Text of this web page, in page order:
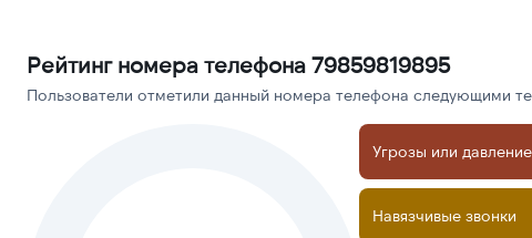
Рейтинг номера телефона 79859819895
Пользователи отметили данный номера телефона следующими
Угрозы или давление
Навязчивые звонки